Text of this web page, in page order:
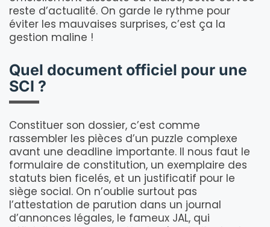
reste d’actualité. On garde le rythme pour
éviter les mauvaises surprises, c’est ça la
gestion maline !
Quel document officiel pour une
SCI ?
Constituer son dossier, c’est comme
rassembler les pièces d’un puzzle complexe
avant une deadline importante. Il nous faut le
formulaire de constitution, un exemplaire des
statuts bien ficelés, et un justificatif pour le
siège social. On n’oublie surtout pas
l’attestation de parution dans un journal
d’annonces légales, le fameux JAL, qui